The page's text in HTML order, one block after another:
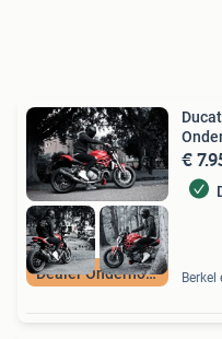
Dealer Onderhouden
€
Berkel